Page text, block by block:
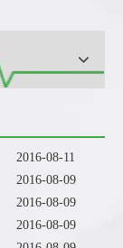
2016-08-11
2016-08-09
2016-08-09
2016-08-09